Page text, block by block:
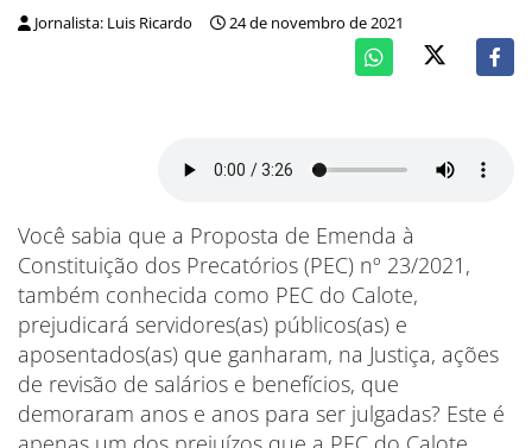
Jornalista: Luis Ricardo 24 de novembro de 2021
Você sabia que a Proposta de Emenda à
Constituição dos Precatórios (PEC) nº 23/2021,
também conhecida como PEC do Calote,
prejudicará servidores(as) públicos(as) e
aposentados(as) que ganharam, na Justiça, ações
de revisão de salários e benefícios, que
demoraram anos e anos para ser julgadas? Este é